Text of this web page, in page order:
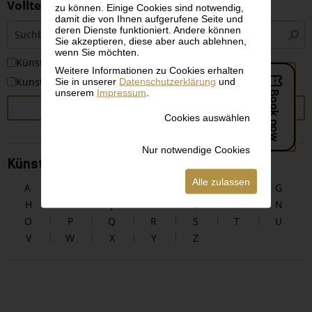
zu können. Einige Cookies sind notwendig,
damit die von Ihnen aufgerufene Seite und
deren Dienste funktioniert. Andere können
Sie akzeptieren, diese aber auch ablehnen,
wenn Sie möchten.
Weitere Informationen zu Cookies erhalten
Sie in unserer Datenschutzerklärung und
unserem Impressum
Cookies auswählen
Nur notwendige Cookies
Alle zulassen
Volltextsuche
KünstlerInnen
Kunstwerke
KünstlerInnen alphabetisch
A E F
G
H
I J K L M
N
O
P Q R S T
U
V
W X Y Z